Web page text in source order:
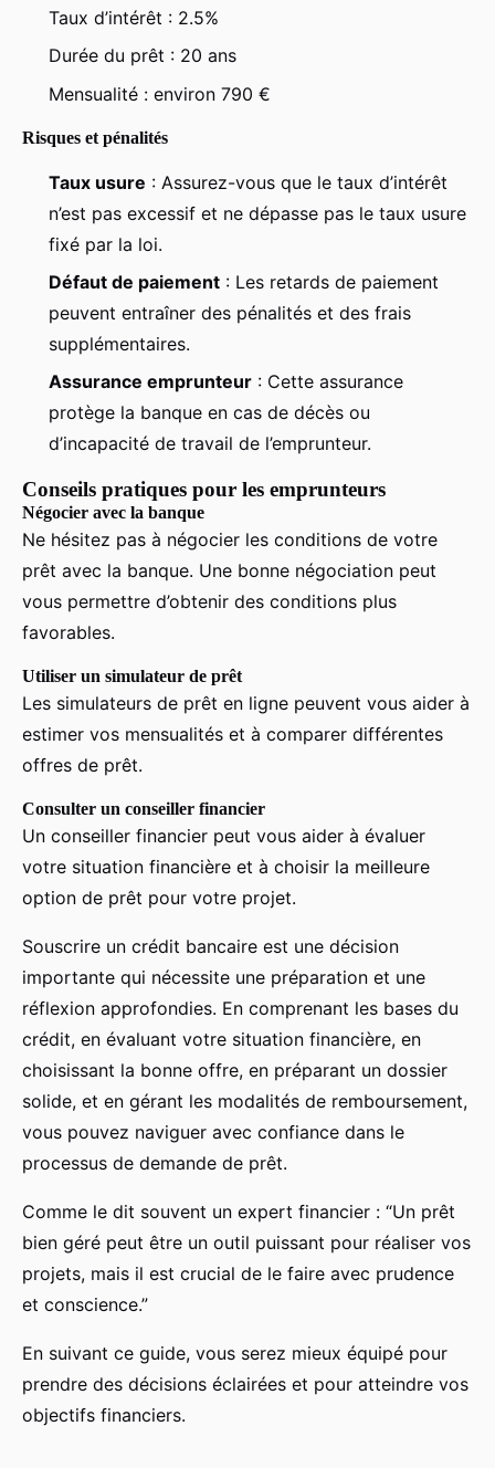
Taux d’intérêt : 2.5%
Durée du prêt : 20 ans
Mensualité : environ 790 €
Risques et pénalités
Taux usure : Assurez-vous que le taux d’intérêt
n’est pas excessif et ne dépasse pas le taux usure
fixé par la loi.
Défaut de paiement : Les retards de paiement
peuvent entraîner des pénalités et des frais
supplémentaires.
Assurance emprunteur : Cette assurance
protège la banque en cas de décès ou
d’incapacité de travail de l’emprunteur.
Conseils pratiques pour les emprunteurs
Négocier avec la banque
Ne hésitez pas à négocier les conditions de votre
prêt avec la banque. Une bonne négociation peut
vous permettre d’obtenir des conditions plus
favorables.
Utiliser un simulateur de prêt
Les simulateurs de prêt en ligne peuvent vous aider à
estimer vos mensualités et à comparer différentes
offres de prêt.
Consulter un conseiller financier
Un conseiller financier peut vous aider à évaluer
votre situation financière et à choisir la meilleure
option de prêt pour votre projet.
Souscrire un crédit bancaire est une décision
importante qui nécessite une préparation et une
réflexion approfondies. En comprenant les bases du
crédit, en évaluant votre situation financière, en
choisissant la bonne offre, en préparant un dossier
solide, et en gérant les modalités de remboursement,
vous pouvez naviguer avec confiance dans le
processus de demande de prêt.
Comme le dit souvent un expert financier : “Un prêt
bien géré peut être un outil puissant pour réaliser vos
projets, mais il est crucial de le faire avec prudence
et conscience.”
En suivant ce guide, vous serez mieux équipé pour
prendre des décisions éclairées et pour atteindre vos
objectifs financiers.